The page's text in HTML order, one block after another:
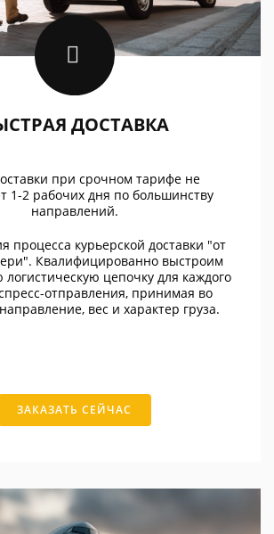
ДОСТАВКА
при срочном тарифе не
1-2 рабочих дня по большинству
направлений.
процесса курьерской доставки "от
Квалифицированно выстроим
цепочку для каждого
отправления, принимая во
вес и характер груза.
ЗАКАЗАТЬ СЕЙЧАС